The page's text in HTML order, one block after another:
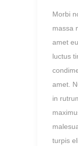
Morbi
massa
amet
luctus
amet.
in
turpis